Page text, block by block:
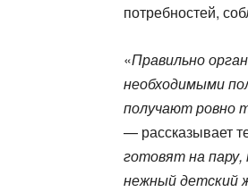
потребностей,
«Правильно
необходимыми
получают ровно
— рассказывает
готовят на
нежный детский